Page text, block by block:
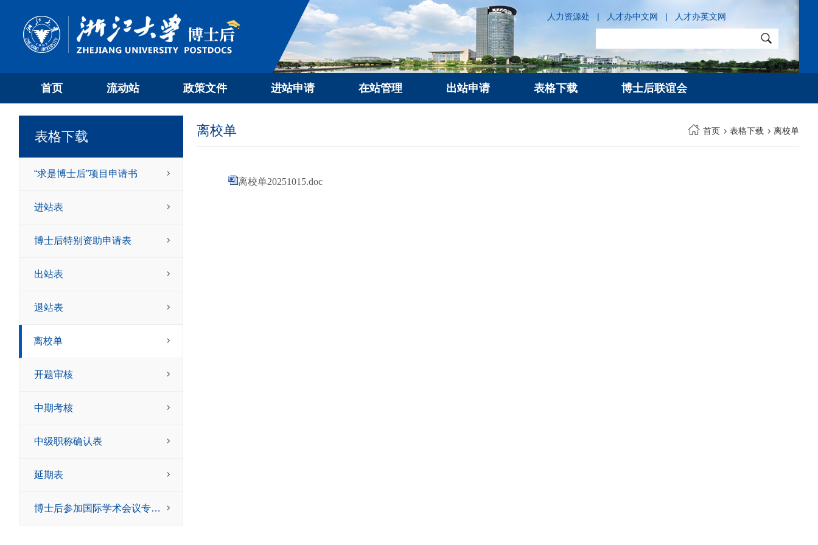
人力资源处 | 人才办中文网 | 人才办英文网
首页 流动站 政策文件 进站申请 在站管理 出站申请 表格下载 博士后联谊会
表格下载
“求是博士后”项目申请书
进站表
博士后特别资助申请表
出站表
退站表
离校单
开题审核
中期考核
中级职称确认表
延期表
博士后参加国际学术会议专项资助申请表
首页 表格下载 离校单
离校单
离校单20251015.doc